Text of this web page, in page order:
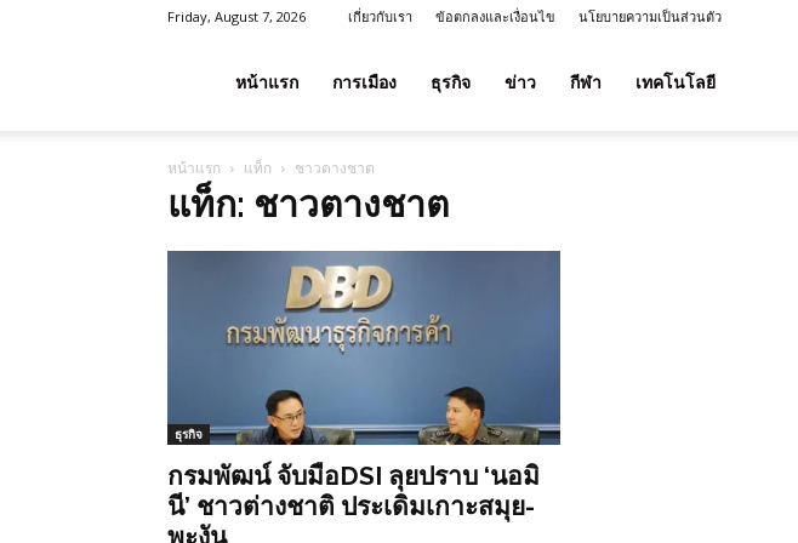
Friday, August 7, 2026 เกี่ยวกับเรา ข้อตกลงและเงื่อนไข นโยบายความเป็นส่วนตัว
ลาภ
หน้าแรก การเมือง ธุรกิจ ข่าว กีฬา เทคโนโลยี
หน้าแรก แท็ก ชาวตางชาต
แท็ก: ชาวตางชาต
ธุรกิจ
กรมพัฒน์ จับมือDSI ลุยปราบ ‘นอมิ
นี’ ชาวต่างชาติ ประเดิมเกาะสมุย-
พะงัน